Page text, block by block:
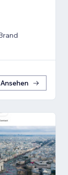
Ansehen